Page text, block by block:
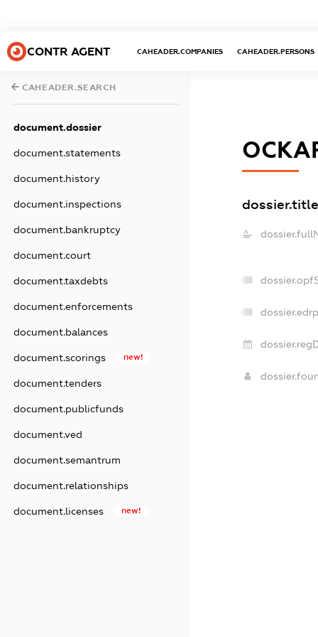
CONTR AGENT CAHEADER.COMPANIES CAHEADER.PERSONS
CAHEADER.SEARCH
document.dossier
document.statements
document.history
document.inspections
document.bankruptcy
document.court
document.taxdebts
document.enforcements
document.balances
document.scorings new!
document.tenders
document.publicfunds
document.ved
document.semantrum
document.relationships
document.licenses new!
dossier.title